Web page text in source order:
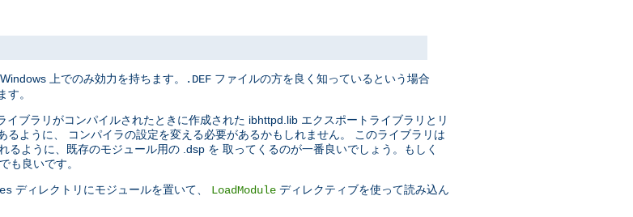
上でのみ効力を持ちます。 .DEF ファイルの方を良く知っているという場合
。
ブラリがコンパイルされたときに作成された ibhttpd.lib エクスポートライブラリとリ
ように、 コンパイラの設定を変える必要があるかもしれません。 このライブラリは
ように、既存のモジュール用の .dsp を 取ってくるのが一番良いでしょう。もしく
も良いです。
ディレクトリにモジュールを置いて、 LoadModule ディレクティブを使って読み込ん